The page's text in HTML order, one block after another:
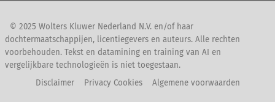
© 2025 Wolters Kluwer Nederland N.V. en/of haar
dochtermaatschappijen, licentiegevers en auteurs. Alle rechten
voorbehouden. Tekst en datamining en training van AI en
vergelijkbare technologieën is niet toegestaan.
Disclaimer
Privacy Cookies Algemene voorwaarden